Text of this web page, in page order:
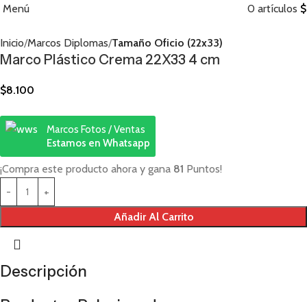
Menú 0 artículos $
Inicio Marcos Diplomas Tamaño Oficio (22x33)
Marco Plástico Crema 22X33 4 cm
$8.100
Marcos Fotos / Ventas
Estamos en Whatsapp
¡Compra este producto ahora y gana 81 Puntos!
Añadir Al Carrito
Descripción